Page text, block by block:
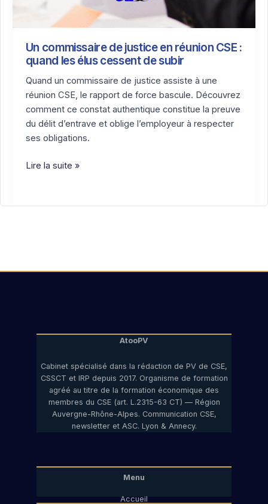
Un commissaire de justice en réunion CSE :
quand les élus cessent de subir
Quand un commissaire de justice assiste à une
réunion CSE, le rapport de force bascule. Découvrez
comment ce constat authentique constitue la preuve
du délit d’entrave et oblige l’employeur à respecter
ses obligations.
Un
justice
Lire la suite »
AtooPV
Cabinet spécialisé dans la rédaction de PV de CSE,
CSSCT et IRP depuis 2017. Organisme de formation
agréé au titre de la formation économique des
membres du CSE (art. L.2315-63 CT) — Région
Auvergne-Rhône-Alpes. Communication CSE,
newsletter et ASC. Lyon & Annecy.
Menu
Accueil